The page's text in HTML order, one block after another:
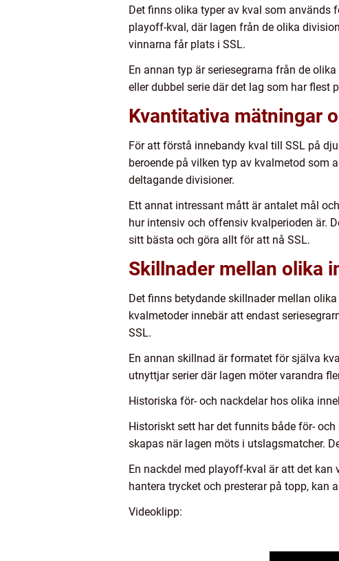
Det finns olika typer av kval som används
playoff-kval, där lagen från de olika
vinnarna får plats i SSL.
En annan typ är seriesegrarna från de
eller dubbel serie där det lag som har flest
Kvantitativa mätningar
För att förstå innebandy kval till SSL på
beroende på vilken typ av kvalmetod som
deltagande divisioner.
Ett annat intressant mått är antalet mål
hur intensiv och offensiv kvalperioden är.
sitt bästa och göra allt för att nå SSL.
Skillnader mellan olika
Det finns betydande skillnader mellan
kvalmetoder innebär att endast
SSL.
En annan skillnad är formatet för själva
utnyttjar serier där lagen möter varandra
Historiska för- och nackdelar hos olika
Historiskt sett har det funnits både för-
skapas när lagen möts i utslagsmatcher.
En nackdel med playoff-kval är att det kan
hantera trycket och presterar på topp, kan
Videoklipp: